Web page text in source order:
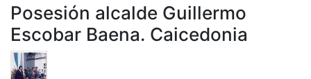
Posesión alcalde Guillermo
Escobar Baena. Caicedonia